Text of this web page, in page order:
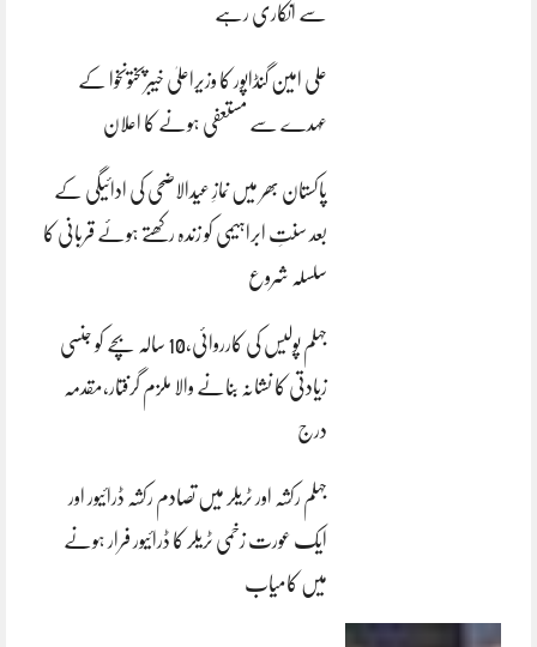
سے انکاری رہے
علی امین گنڈاپور کا وزیراعلیٰ خیبرپختونخوا کے
عہدے سے مستعفی ہونے کا اعلان
پاکستان بھر میں نمازِ عیدالاضحی کی ادائیگی کے
بعد سنتِ ابراہیمی کو زندہ رکھتے ہوئے قربانی کا
سلسلہ شروع
جہلم پولیس کی کارروائی،10 سالہ بچے کو جنسی
زیادتی کا نشانہ بنانے والا ملزم گرفتار،مقدمہ
درج
جہلم رکشہ اور ٹریلر میں تصادم رکشہ ڈرائیور اور
ایک عورت زخمی ٹریلر کا ڈرائیور فرار ہونے
میں کامیاب